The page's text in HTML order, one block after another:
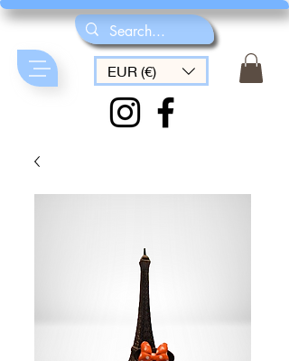
EUR (€)